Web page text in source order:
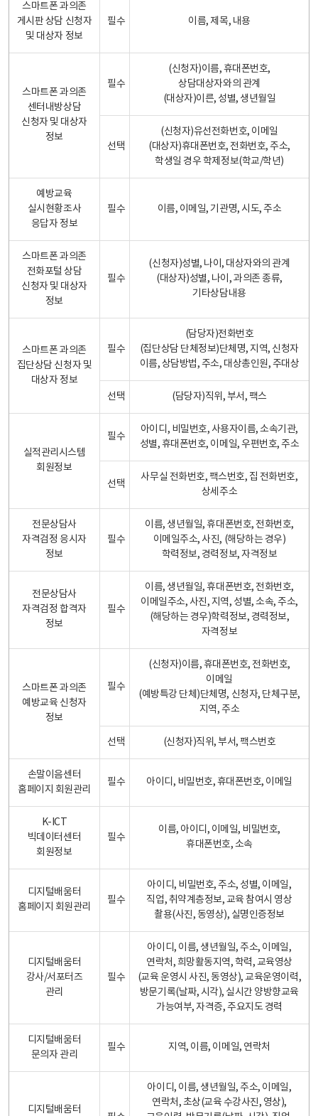
스마트폰 과의존
게시판 상담 신청자
및 대상자 정보
필수 이름, 제목, 내용
스마트폰 과의존
센터내방상담
신청자 및 대상자
정보
필수
(신청자)이름, 휴대폰번호,
상담대상자와의 관계
(대상자)이른, 성별, 생년월일
선택
(신청자)유선전화번호, 이메일
(대상자)휴대폰번호, 전화번호, 주소,
학생일 경우 학제정보(학교/학년)
예방교육
실시현황조사
응답자 정보
필수 이름, 이메일, 기관명, 시도, 주소
스마트폰 과의존
전화포털 상담
신청자 및 대상자
정보
필수
(신청자)성별, 나이, 대상자와의 관계
(대상자)성별, 나이, 과의존 종류,
기타상담내용
스마트폰 과의존
집단상담 신청자 및
대상자 정보
필수
(담당자)전화번호
(집단상담 단체정보)단체명, 지역, 신청자
이름, 상담방법, 주소, 대상총인원, 주대상
선택 (담당자)직위, 부서, 팩스
실적관리시스템
회원정보
필수
아이디, 비밀번호, 사용자이름, 소속기관,
성별, 휴대폰번호, 이메일, 우편번호, 주소
선택
사무실 전화번호, 팩스번호, 집 전화번호,
상세주소
전문상담사
자격검정 응시자
정보
필수
이름, 생년월일, 휴대폰번호, 전화번호,
이메일주소, 사진, (해당하는 경우)
학력정보, 경력정보, 자격정보
전문상담사
자격검정 합격자
정보
필수
이름, 생년월일, 휴대폰번호, 전화번호,
이메일주소, 사진, 지역, 성별, 소속, 주소,
(해당하는 경우)학력정보, 경력정보,
자격정보
스마트폰 과의존
예방교육 신청자
정보
필수
(신청자)이름, 휴대폰번호, 전화번호,
이메일
(예방특강 단체)단체명, 신청자, 단체구분,
지역, 주소
선택 (신청자)직위, 부서, 팩스번호
손말이음센터
홈페이지 회원관리
필수 아이디, 비밀번호, 휴대폰번호, 이메일
K-ICT
빅데이터센터
회원정보
필수
이름, 아이디, 이메일, 비밀번호,
휴대폰번호, 소속
디지털배움터
홈페이지 회원관리
필수
아이디, 비밀번호, 주소, 성별, 이메일,
직업, 취약계층정보, 교육 참여시 영상
촬용(사진, 동영상), 실명인증정보
디지털배움터
강사/서포터즈
관리
필수
아이디, 이름, 생년월일, 주소, 이메일,
연락처, 희망활동지역, 학력, 교육영상
(교육 운영시 사진, 동영상), 교육운영이력,
방문기록(날짜, 시각), 실시간 양방향교육
가능여부, 자격증, 주요지도 경력
디지털배움터
문의자 관리
필수 지역, 이름, 이메일, 연락처
디지털배움터
아이디, 이름, 생년월일, 주소, 이메일,
연락처, 초상(교육 수강사진, 영상),